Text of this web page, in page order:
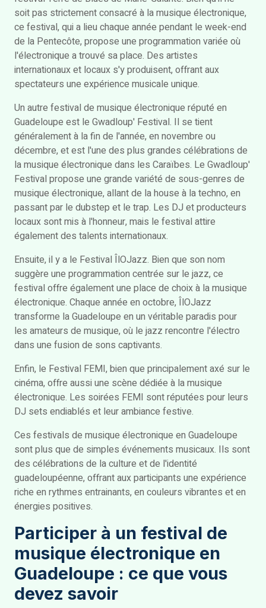
soit pas strictement consacré à la musique électronique,
ce festival, qui a lieu chaque année pendant le week-end
de la Pentecôte, propose une programmation variée où
l'électronique a trouvé sa place. Des artistes
internationaux et locaux s'y produisent, offrant aux
spectateurs une expérience musicale unique.
Un autre festival de musique électronique réputé en
Guadeloupe est le Gwadloup' Festival. Il se tient
généralement à la fin de l'année, en novembre ou
décembre, et est l'une des plus grandes célébrations de
la musique électronique dans les Caraïbes. Le Gwadloup'
Festival propose une grande variété de sous-genres de
musique électronique, allant de la house à la techno, en
passant par le dubstep et le trap. Les DJ et producteurs
locaux sont mis à l'honneur, mais le festival attire
également des talents internationaux.
Ensuite, il y a le Festival ÎlOJazz. Bien que son nom
suggère une programmation centrée sur le jazz, ce
festival offre également une place de choix à la musique
électronique. Chaque année en octobre, ÎlOJazz
transforme la Guadeloupe en un véritable paradis pour
les amateurs de musique, où le jazz rencontre l'électro
dans une fusion de sons captivants.
Enfin, le Festival FEMI, bien que principalement axé sur le
cinéma, offre aussi une scène dédiée à la musique
électronique. Les soirées FEMI sont réputées pour leurs
DJ sets endiablés et leur ambiance festive.
Ces festivals de musique électronique en Guadeloupe
sont plus que de simples événements musicaux. Ils sont
des célébrations de la culture et de l'identité
guadeloupéenne, offrant aux participants une expérience
riche en rythmes entrainants, en couleurs vibrantes et en
énergies positives.
Participer à un festival de
musique électronique en
Guadeloupe : ce que vous
devez savoir